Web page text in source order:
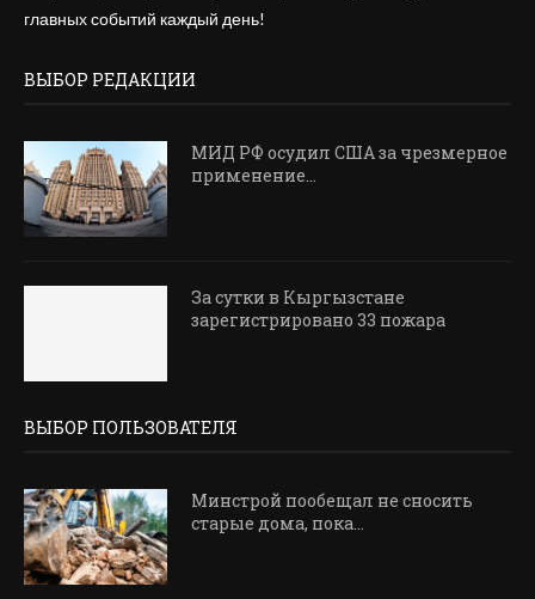
главных событий каждый день!
ВЫБОР РЕДАКЦИИ
МИД РФ осудил США за чрезмерное
применение...
За сутки в Кыргызстане
зарегистрировано 33 пожара
ВЫБОР ПОЛЬЗОВАТЕЛЯ
Минстрой пообещал не сносить
старые дома, пока...